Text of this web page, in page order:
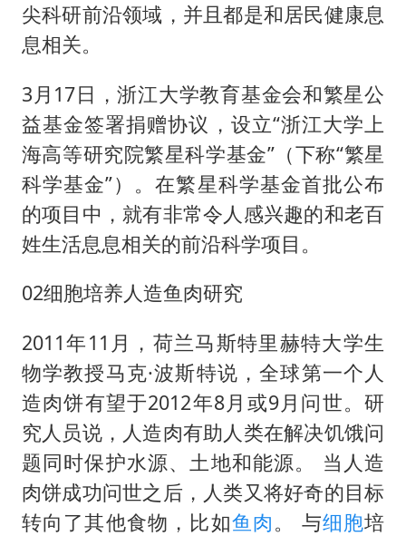
尖科研前沿领域，并且都是和居民健康息
息相关。
3月17日，浙江大学教育基金会和繁星公
益基金签署捐赠协议，设立“浙江大学上
海高等研究院繁星科学基金”（下称“繁星
科学基金”）。在繁星科学基金首批公布
的项目中，就有非常令人感兴趣的和老百
姓生活息息相关的前沿科学项目。
02细胞培养人造鱼肉研究
2011年11月，荷兰马斯特里赫特大学生
物学教授马克·波斯特说，全球第一个人
造肉饼有望于2012年8月或9月问世。研
究人员说，人造肉有助人类在解决饥饿问
题同时保护水源、土地和能源。 当人造
肉饼成功问世之后，人类又将好奇的目标
转向了其他食物，比如鱼肉。 与细胞培